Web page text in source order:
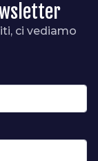
ci vediamo